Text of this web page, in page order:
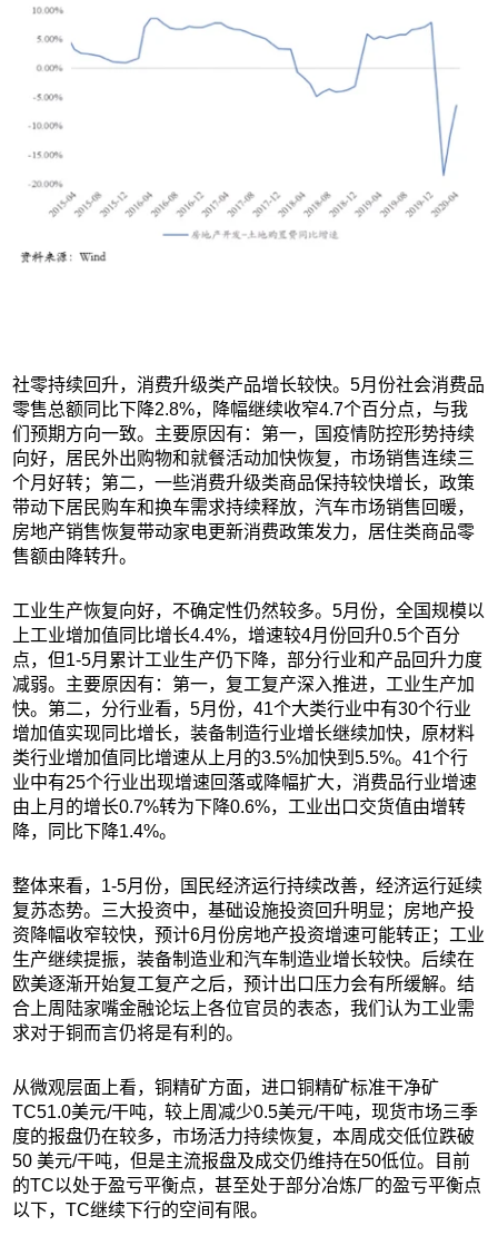
社零持续回升，消费升级类产品增长较快。5月份社会消费品
零售总额同比下降2.8%，降幅继续收窄4.7个百分点，与我
们预期方向一致。主要原因有：第一，国疫情防控形势持续
向好，居民外出购物和就餐活动加快恢复，市场销售连续三
个月好转；第二，一些消费升级类商品保持较快增长，政策
带动下居民购车和换车需求持续释放，汽车市场销售回暖，
房地产销售恢复带动家电更新消费政策发力，居住类商品零
售额由降转升。
工业生产恢复向好，不确定性仍然较多。5月份，全国规模以
上工业增加值同比增长4.4%，增速较4月份回升0.5个百分
点，但1-5月累计工业生产仍下降，部分行业和产品回升力度
减弱。主要原因有：第一，复工复产深入推进，工业生产加
快。第二，分行业看，5月份，41个大类行业中有30个行业
增加值实现同比增长，装备制造行业增长继续加快，原材料
类行业增加值同比增速从上月的3.5%加快到5.5%。41个行
业中有25个行业出现增速回落或降幅扩大，消费品行业增速
由上月的增长0.7%转为下降0.6%，工业出口交货值由增转
降，同比下降1.4%。
整体来看，1-5月份，国民经济运行持续改善，经济运行延续
复苏态势。三大投资中，基础设施投资回升明显；房地产投
资降幅收窄较快，预计6月份房地产投资增速可能转正；工业
生产继续提振，装备制造业和汽车制造业增长较快。后续在
欧美逐渐开始复工复产之后，预计出口压力会有所缓解。结
合上周陆家嘴金融论坛上各位官员的表态，我们认为工业需
求对于铜而言仍将是有利的。
从微观层面上看，铜精矿方面，进口铜精矿标准干净矿
TC51.0美元/干吨，较上周减少0.5美元/干吨，现货市场三季
度的报盘仍在较多，市场活力持续恢复，本周成交低位跌破
50 美元/干吨，但是主流报盘及成交仍维持在50低位。目前
的TC以处于盈亏平衡点，甚至处于部分冶炼厂的盈亏平衡点
以下，TC继续下行的空间有限。